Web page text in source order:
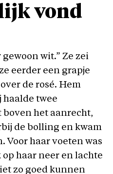
vond
gewoon wit.” Ze zei
eerder een grapje
de rosé. Hem
haalde twee
het aanrecht,
de bolling en kwam
Voor haar voeten was
haar neer en lachte
zo goed kunnen